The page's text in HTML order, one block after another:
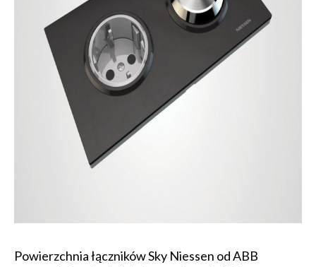
Powierzchnia łączników Sky Niessen od ABB